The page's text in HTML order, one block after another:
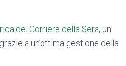
del Corriere della Sera, un
grazie a un’ottima gestione della